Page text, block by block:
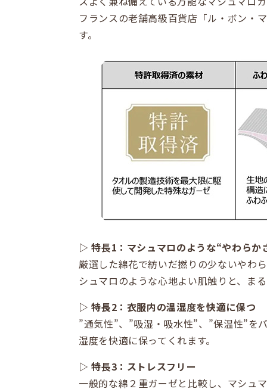
フランスの老舗高級百貨店「ル・ボン・
す。
▷ 特長1：マシュマロのような“やわらか
厳選した綿花で紡いだ撚りの少ないやわ
シュマロのような心地よい肌触りと、ま
▷ 特長2：衣服内の温湿度を快適に保つ
”通気性”、”吸湿・吸水性”、”保温性”を
湿度を快適に保ってくれます。
▷ 特長3：ストレスフリー
一般的な綿２重ガーゼと比較し、マシュ